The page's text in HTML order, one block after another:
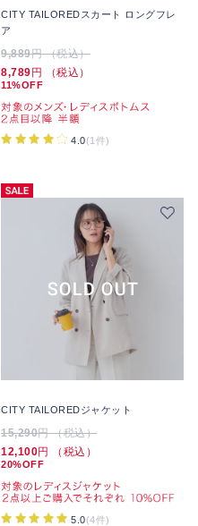
CITY TAILOREDスカート ロングフレ
ア
9,889円 （税込）
8,789円 （税込）
11%OFF
4.0(1件)
CITY TAILOREDジャケット
15,290円 （税込）
12,100円 （税込）
20%OFF
5.0(4件)